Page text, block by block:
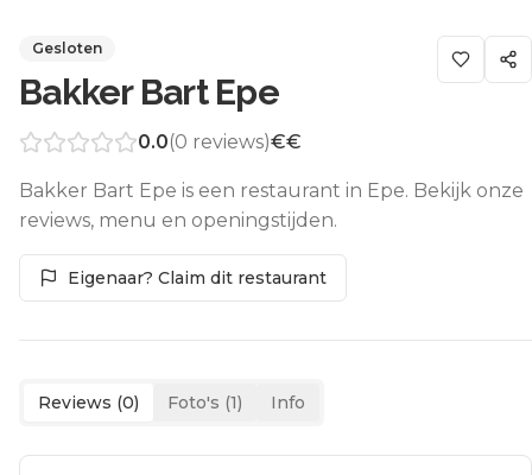
Gesloten
Bakker Bart Epe
0.0(0 reviews)€€
Bakker Bart Epe is een restaurant in Epe. Bekijk onze
reviews, menu en openingstijden.
Eigenaar? Claim dit restaurant
Reviews (0) Foto's (1) Info